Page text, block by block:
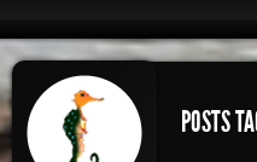
POSTS